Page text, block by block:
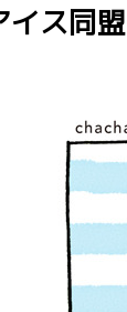
イス同盟